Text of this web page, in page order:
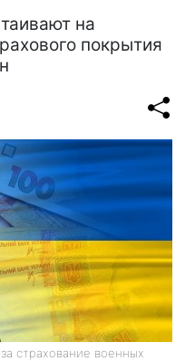
на
покрытия
страхование военных